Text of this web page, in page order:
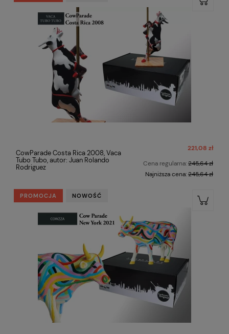
CowParade Costa Rica 2008, Vaca
Tubo Tubo, autor: Juan Rolando
Rodriguez
221,08 zł
Cena regularna:245,64 zł
Najniższa cena:245,64 zł
PROMOCJA NOWOŚĆ